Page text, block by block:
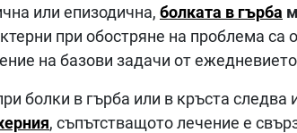
или епизодична, болката в гърба
при обостряне на проблема са
на базови задачи от
болки в гърба или в кръста
, съпътстващото лечение е